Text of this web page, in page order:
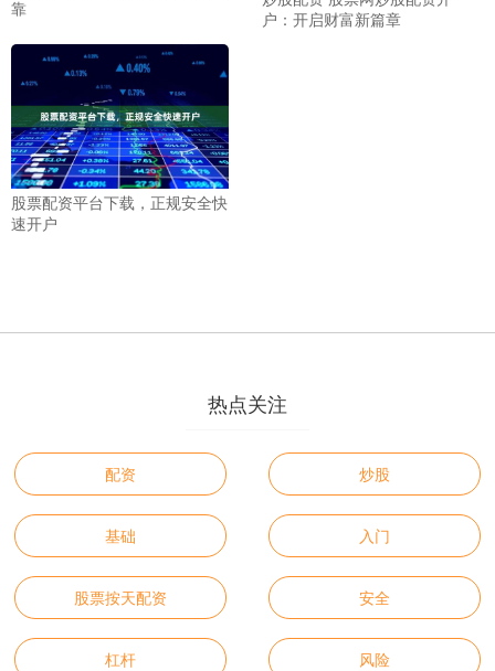
靠
户：开启财富新篇章
股票配资平台下载，正规安全快
速开户
热点关注
配资 炒股
基础 入门
股票按天配资 安全
杠杆 风险